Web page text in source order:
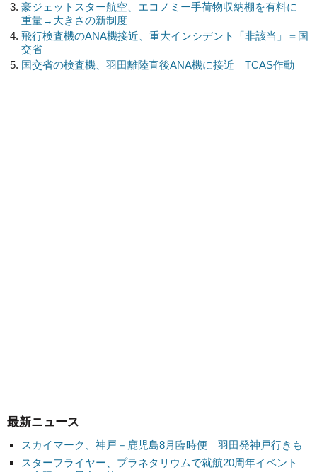
最新ニュース
スカイマーク、神戸－鹿児島8月臨時便 羽田発神戸行きも
スターフライヤー、プラネタリウムで就航20周年イベント
豪ジェットスター航空、エコノミー手荷物収納棚を有料に
重量→大きさの新制度
飛行検査機のANA機接近、重大インシデント「非該当」＝国
交省
国交省の検査機、羽田離陸直後ANA機に接近 TCAS作動